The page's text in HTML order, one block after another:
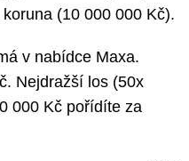
(10 000 000 Kč).
v nabídce Maxa.
Nejdražší los (50x
000 Kč pořídíte za